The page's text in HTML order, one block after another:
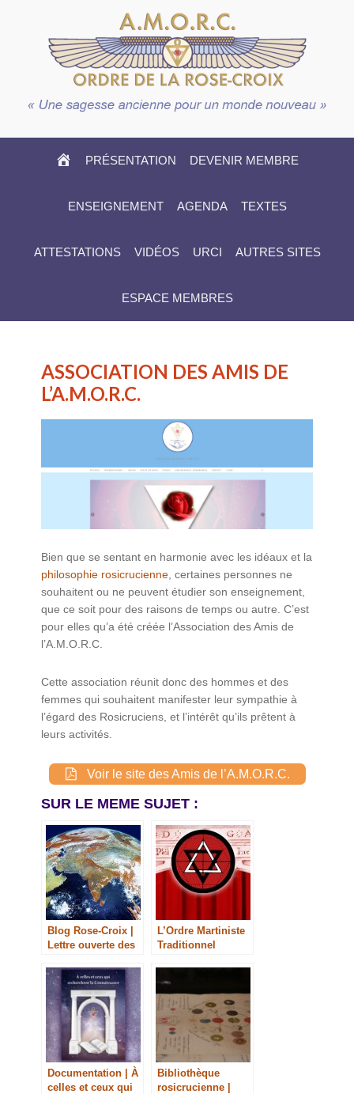
HOME
PRÉSENTATION DEVENIR MEMBRE
ENSEIGNEMENT AGENDA TEXTES
ATTESTATIONS VIDÉOS URCI AUTRES SITES
ESPACE MEMBRES
ASSOCIATION DES AMIS DE
L’A.M.O.R.C.
Bien que se sentant en harmonie avec les idéaux et la
philosophie rosicrucienne , certaines personnes ne
souhaitent ou ne peuvent étudier son enseignement,
que ce soit pour des raisons de temps ou autre. C’est
pour elles qu’a été créée l’Association des Amis de
l’A.M.O.R.C.
Cette association réunit donc des hommes et des
femmes qui souhaitent manifester leur sympathie à
l’égard des Rosicruciens, et l’intérêt qu’ils prêtent à
leurs activités.
Voir le site des Amis de l’A.M.O.R.C.
SUR LE MEME SUJET :
Blog Rose-Croix |
Lettre ouverte des
citoyens et aux
citoyennes du
monde
L’Ordre Martiniste
Traditionnel
Documentation | À
celles et ceux qui
Bibliothèque
rosicrucienne |